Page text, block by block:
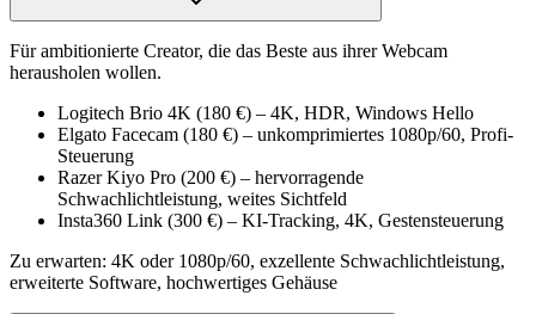
Für ambitionierte Creator, die das Beste aus ihrer Webcam
herausholen wollen.
Logitech Brio 4K (180 €) – 4K, HDR, Windows Hello
Elgato Facecam (180 €) – unkomprimiertes 1080p/60, Profi-
Steuerung
Razer Kiyo Pro (200 €) – hervorragende
Schwachlichtleistung, weites Sichtfeld
Insta360 Link (300 €) – KI-Tracking, 4K, Gestensteuerung
Zu erwarten: 4K oder 1080p/60, exzellente Schwachlichtleistung,
erweiterte Software, hochwertiges Gehäuse